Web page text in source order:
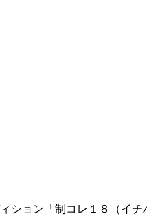
ョン「制コレ１８（イ